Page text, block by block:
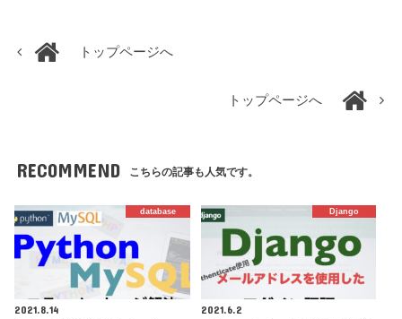
トップページへ
トップページへ
RECOMMEND こちらの記事も人気です。
database
2021.8.14
Django
2021.6.2